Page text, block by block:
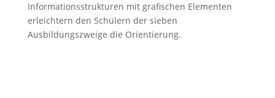
Informationsstrukturen mit grafischen Elementen
erleichtern den Schülern der sieben
Ausbildungszweige die Orientierung.